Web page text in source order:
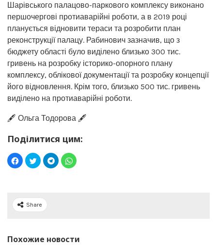
Шарівського палацово-паркового комплексу виконано
першочергові протиаварійні роботи, а в 2019 році
планується відновити тераси та розробити план
реконструкції палацу. Рабинович зазначив, що з
бюджету області було виділено близько 300 тис.
гривень на розробку історико-опорного плану
комплексу, облікової документації та розробку концепції
його відновлення. Крім того, близько 500 тис. гривень
виділено на протиаварійні роботи.
🖋️ Ольга Тодорова 🖋️
Поділитися цим:
Share
Похожие новости